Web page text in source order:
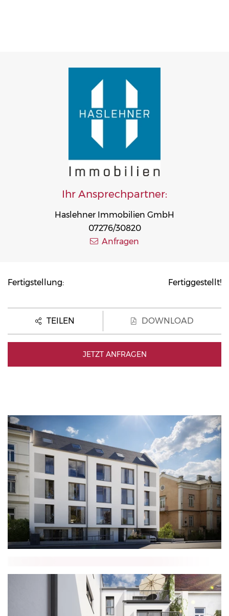
Ihr Ansprechpartner:
Haslehner Immobilien GmbH
07276/30820
Anfragen
Fertigstellung: Fertiggestellt!
TEILEN DOWNLOAD
JETZT ANFRAGEN